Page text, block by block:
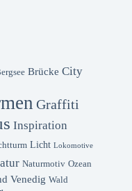
Brücke City
Graffiti
Inspiration
Licht Lokomotive
Naturmotiv Ozean
Venedig Wald